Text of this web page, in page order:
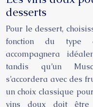
desserts
Pour le dessert,
fonction du type
accompagnera
tandis qu’un
s’accordera avec des
un choix classique
vins doux doit être